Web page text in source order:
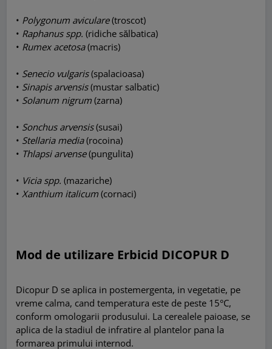
• Polygonum aviculare(troscot)
• Raphanus spp. (ridiche sălbatica)
• Rumex acetosa(macris)
• Senecio vulgaris(spalacioasa)
• Sinapis arvensis(mustar salbatic)
• Solanum nigrum (zarna)
• Sonchus arvensis(susai)
• Stellaria media(rocoina)
• Thlapsi arvense(pungulita)
• Vicia spp. (mazariche)
• Xanthium italicum (cornaci)
Mod de utilizare Erbicid DICOPUR D
Dicopur D se aplica in postemergenta, in vegetatie, pe
vreme calma, cand temperatura este de peste 15°C,
conform omologarii produsului. La cerealele paioase, se
aplica de la stadiul de infratire al plantelor pana la
formarea primului internod.